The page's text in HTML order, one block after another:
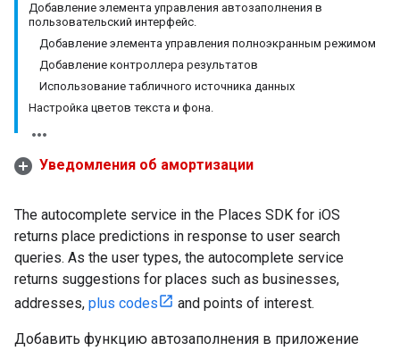
Добавление элемента управления автозаполнения в
пользовательский интерфейс.
Добавление элемента управления полноэкранным режимом
Добавление контроллера результатов
Использование табличного источника данных
Настройка цветов текста и фона.
Уведомления об амортизации
The autocomplete service in the Places SDK for iOS
returns place predictions in response to user search
queries. As the user types, the autocomplete service
returns suggestions for places such as businesses,
addresses, plus codes and points of interest.
Добавить функцию автозаполнения в приложение